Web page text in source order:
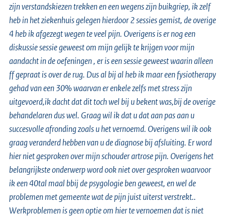
zijn verstandskiezen trekken en een wegens zijn buikgriep, ik zelf
heb in het ziekenhuis gelegen hierdoor 2 sessies gemist, de overige
4 heb ik afgezegt wegen te veel pijn. Overigens is er nog een
diskussie sessie geweest om mijn gelijk te krijgen voor mijn
aandacht in de oefeningen , er is een sessie geweest waarin alleen
ff gepraat is over de rug. Dus al bij al heb ik maar een fysiotherapy
gehad van een 30% waarvan er enkele zelfs met stress zijn
uitgevoerd,ik dacht dat dit toch wel bij u bekent was,bij de overige
behandelaren dus wel. Graag wil ik dat u dat aan pas aan u
succesvolle afronding zoals u het vernoemd. Overigens wil ik ook
graag veranderd hebben van u de diagnose bij afsluiting. Er word
hier niet gesproken over mijn schouder artrose pijn. Overigens het
belangrijkste onderwerp word ook niet over gesproken waarvoor
ik een 40tal maal bbij de psygologie ben geweest, en wel de
problemen met gemeente wat de pijn juist uiterst verstrekt..
Werkproblemen is geen optie om hier te vernoemen dat is niet